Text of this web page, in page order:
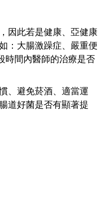
因此若是健康、亞健康
：大腸激躁症、嚴重便
時間內醫師的治療是否
、避免菸酒、適當運
道好菌是否有顯著提